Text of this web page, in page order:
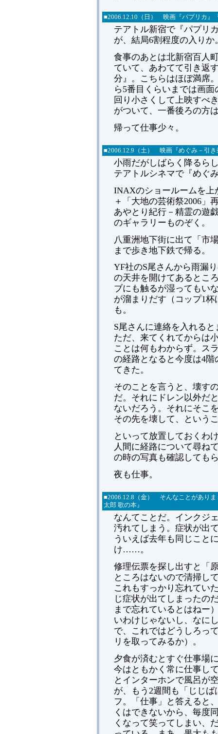
■2006.12.10（日） 映画『パプリカ』
テアトル新宿で『パプリ
が、結局6割程度の入りか
食事のあとは北新宿百人
ていて、あわてて引き返
分』。こちらはほぼ満席
ら5番目くらいまでは画
回り小さくして上映すべ
がついて、一番後ろの方
帰って仕事少々。
■2006.12.9（土） 映画『めぐみ－引き
小雨だがしばらく降るら
テアトルシネマで『めぐ
INAXのショールームを上
＋「大地の芸術祭2006」
あやとり紀行－精霊の遊
のギャラリーものぞく。
八重洲地下街に出て「市
まで歩き地下鉄で帰る。
YF社のS尾さんから雨漏
の天井を開けてあるとこ
ブにも触るが湿ってもい
が溜まりだす（コップ1
も。
S尾さんに連絡を入れる
ただ、来てくれてからは
ことは何もわからず。ス
の経路となると今度は4
てきた。
そのことを言うと、壊す
だ。それにドレン以外だ
ないだろう。それにそこ
その先を壊して、という
といって放置しておくわ
人間に経路について尋
の時の写真も確認しても
夜も仕事。
■2006.12.8（金） そんなことがあり
太郎 歌の本』
なんてことだ。インクジ
汚れてしまう。症状が出
ういえば去年も同じこと
け……。
修理伝票を探し出すと「
ところはないので清掃し
これもすっかり忘れてい
じ症状が出てしまったの
まで忘れているとはねー
いわけじゃないし、なに
で、これではどうしろっ
リを取ってみるか）。
夕食が済むとすぐ仕事場
今はともかく常に仕事し
とインターホンで風呂が
が、もう2週間も「じじ
フ。「仕事」と答えると
くはできないから、毎度
くなって笑ってしまい、